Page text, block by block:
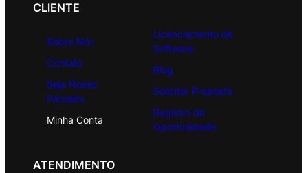
CLIENTE
Sobre Nós
Contato
Seja Nosso
Parceiro
Minha Conta
Licenciamento de
Software
Blog
Solicitar Proposta
Registro de
Oportunidade
ATENDIMENTO